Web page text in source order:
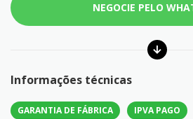
NEGOCIE PELO
Informações técnicas
GARANTIA DE FÁBRICA IPVA PAGO